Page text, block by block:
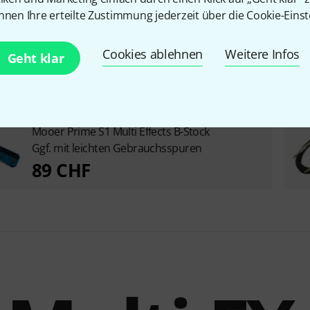
Ihre erteilte Zustimmung jederzeit über die Cookie-
Geht klar Cookies ablehnen Weitere Infos
Inkl. Netzteil Nein
Mooer Prime S1 Multi Effects B-Stock
Ggf. mit leichten Gebrauchsspuren
89 CHF